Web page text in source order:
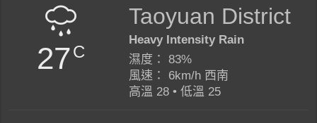
27C
Taoyuan District
Heavy Intensity Rain
濕度： 83%
風速： 6km/h 西南
高溫 28 • 低溫 25